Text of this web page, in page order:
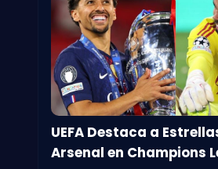
UEFA Destaca a
Arsenal en Champions